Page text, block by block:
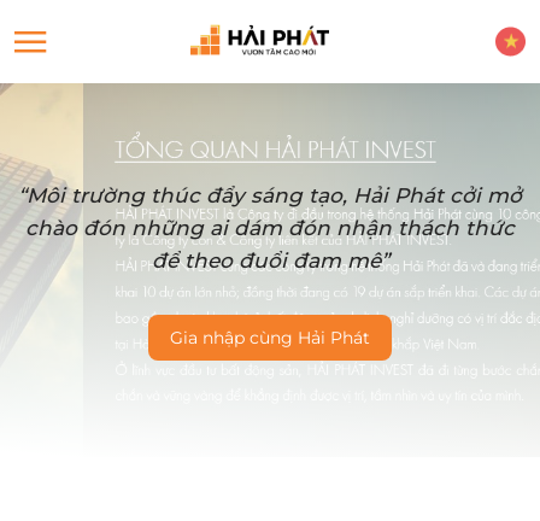
“Môi trường thúc đẩy sáng tạo, Hải Phát cởi mở
chào đón những ai dám đón nhận thách thức
để theo đuổi đam mê”
Gia nhập cùng Hải Phát